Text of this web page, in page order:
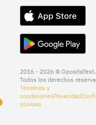
2016 - 2026 © OpositaTest.
Todos los derechos
Términos y
condicionesPrivacidad
cookies